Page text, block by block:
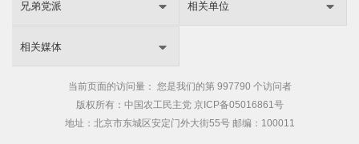
兄弟党派 相关单位
相关媒体
当前页面的访问量： 您是我们的第 997790 个访问者
版权所有：中国农工民主党 京ICP备05016861号
地址：北京市东城区安定门外大街55号 邮编：100011